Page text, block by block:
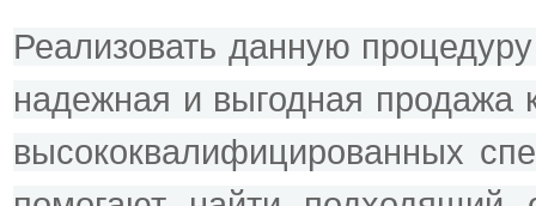
Реализовать данную
надежная и выгодная продажа
высококвалифицированных